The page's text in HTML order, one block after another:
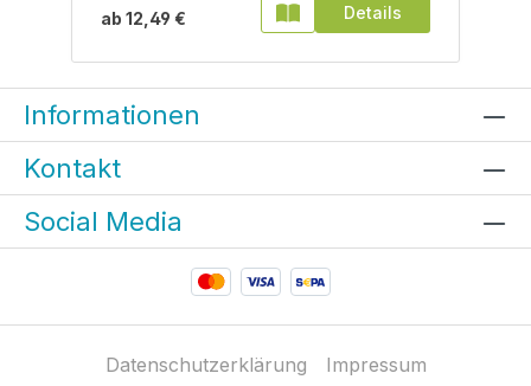
ab 12,49 € Details
Informationen
Kontakt
Social Media
Datenschutzerklärung Impressum